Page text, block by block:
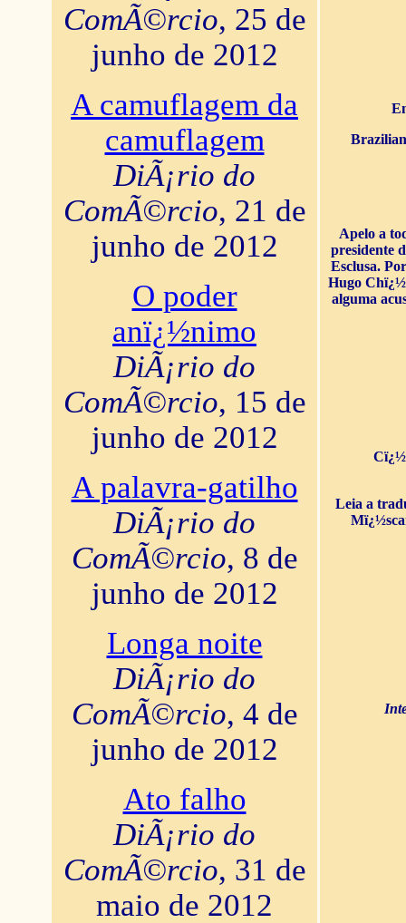
ComÃ©rcio, 25 de
junho de 2012
A camuflagem da
camuflagem
DiÃ¡rio do
ComÃ©rcio, 21 de
junho de 2012
O poder
anï¿½nimo
DiÃ¡rio do
ComÃ©rcio, 15 de
junho de 2012
A palavra-gatilho
DiÃ¡rio do
ComÃ©rcio, 8 de
junho de 2012
Longa noite
DiÃ¡rio do
ComÃ©rcio, 4 de
junho de 2012
Ato falho
DiÃ¡rio do
ComÃ©rcio, 31 de
maio de 2012
Apelo a
presidente
Esclusa.
Hugo
alguma
Leia a